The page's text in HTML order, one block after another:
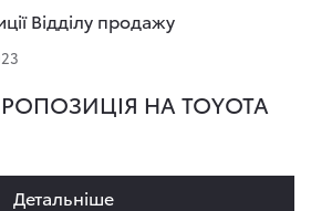
Відділу продажу
НА TOYOTA
Детальнiше